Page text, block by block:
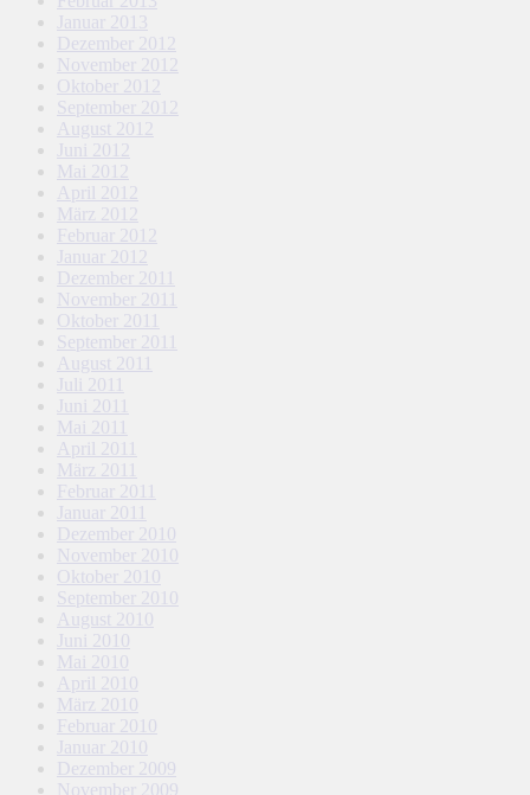
Januar 2013
Dezember 2012
November 2012
Oktober 2012
September 2012
August 2012
Juni 2012
Mai 2012
April 2012
März 2012
Februar 2012
Januar 2012
Dezember 2011
November 2011
Oktober 2011
September 2011
August 2011
Juli 2011
Juni 2011
Mai 2011
April 2011
März 2011
Februar 2011
Januar 2011
Dezember 2010
November 2010
Oktober 2010
September 2010
August 2010
Juni 2010
Mai 2010
April 2010
März 2010
Februar 2010
Januar 2010
Dezember 2009
November 2009